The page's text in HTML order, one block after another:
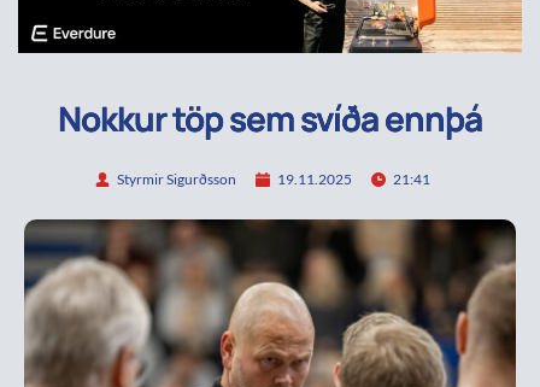
Nokkur töp sem svíða ennþá
Styrmir Sigurðsson 19.11.2025 21:41